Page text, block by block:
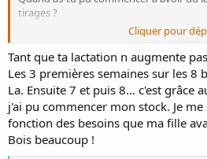
tirages ?
je vais tenter le verre d’eau chaude !
me suis rendu compte à force que
problème.
C’est bien noté pour la pommade, je
Cliquer pour
Tant que ta lactation n augmente
Les 3 premières semaines sur les 8
La. Ensuite 7 et puis 8... c'est grâce
j'ai pu commencer mon stock. Je
fonction des besoins que ma fille
Bois beaucoup !